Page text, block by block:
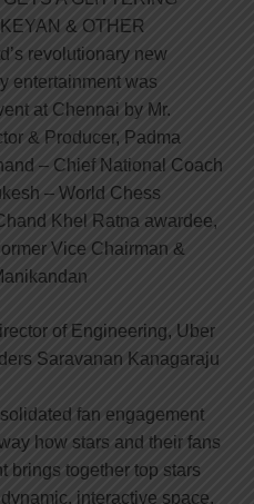
& OTHER
revolutionary new
entertainment was
at Chennai by Mr.
& Producer, Padma
– Chief National Coach
– World Chess
Khel Ratna awardee,
Vice Chairman &
of Engineering, Uber
Saravanan Kanagaraju
fan engagement
how stars and their fans
brings together top stars
interactive space.